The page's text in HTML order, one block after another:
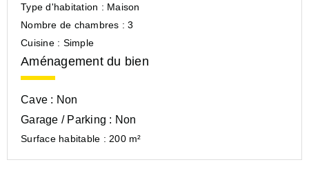
Type d'habitation : Maison
Nombre de chambres :3
Cuisine : Simple
Aménagement du bien
Cave : Non
Garage / Parking : Non
Surface habitable : 200 m²